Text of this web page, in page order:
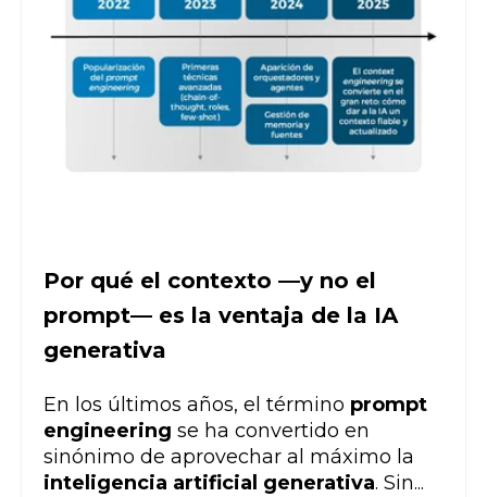
Por qué el contexto —y no el
prompt— es la ventaja de la IA
generativa
En los últimos años, el término prompt
engineering se ha convertido en
sinónimo de aprovechar al máximo la
inteligencia artificial generativa. Sin...